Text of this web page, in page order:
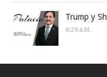
Trump y
6:29 A.m.